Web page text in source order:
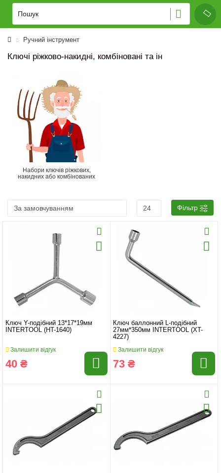
Ручний інструмент
Ключі ріжково-накидні, комбіновані та ін
Набори ключів ріжкових,
накидних або комбінованих
Фільтр
Ключ Y-подібний 13*17*19мм
INTERTOOL (HT-1640)
Залишити відгук
40 ₴
Ключ баллонний L-подібний
27мм*350мм INTERTOOL (XT-
4227)
Залишити відгук
73 ₴